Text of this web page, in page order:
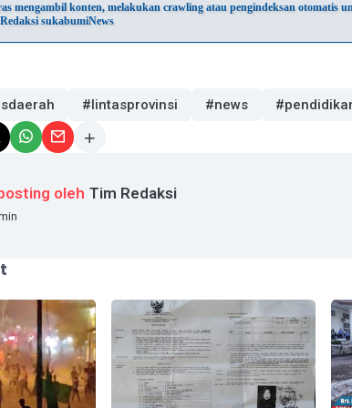
mengambil konten, melakukan crawling atau pengindeksan otomatis
sukabumiNews
#lintasprovinsi #news
oleh Tim Redaksi